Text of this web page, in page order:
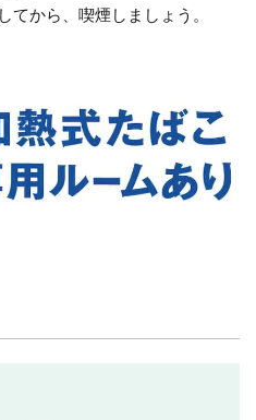
てから、喫煙しましょう。